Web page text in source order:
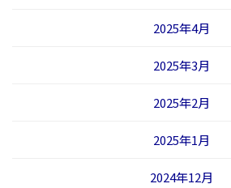
2025年4月
2025年3月
2025年2月
2025年1月
2024年12月